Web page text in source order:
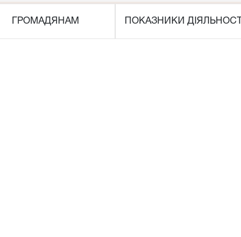
ГРОМАДЯНАМ ПОКАЗНИКИ ДІЯЛЬНОСТІ